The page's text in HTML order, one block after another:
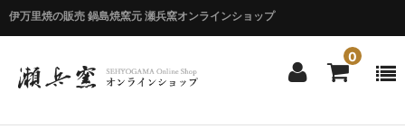
伊万里焼の販売 鍋島焼窯元 瀬兵窯オンラインショップ
0